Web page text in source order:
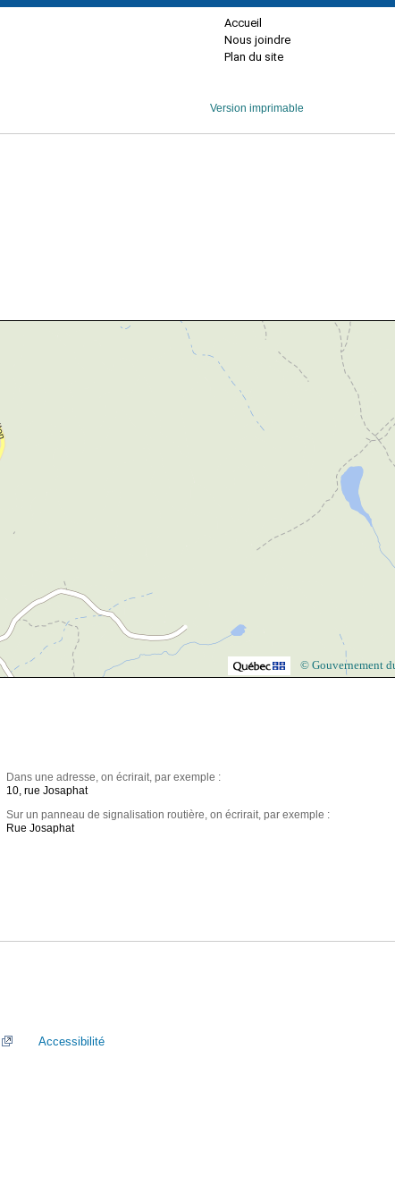
Accueil
Nous joindre
Plan du site
Version imprimable
© Gouvernement
Dans une adresse, on écrirait, par exemple :
10, rue Josaphat
Sur un panneau de signalisation routière, on écrirait, par exemple :
Rue Josaphat
Accessibilité